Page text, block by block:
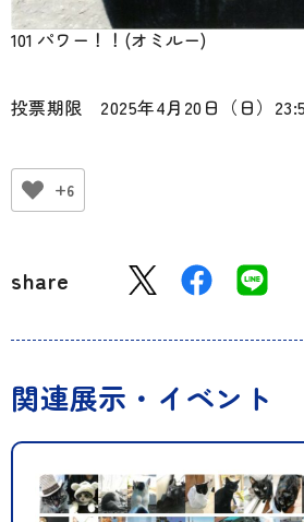
101 パワー！！(オミルー)
投票期限 2025年4月20日（日）
+6
share
関連展示・イベント